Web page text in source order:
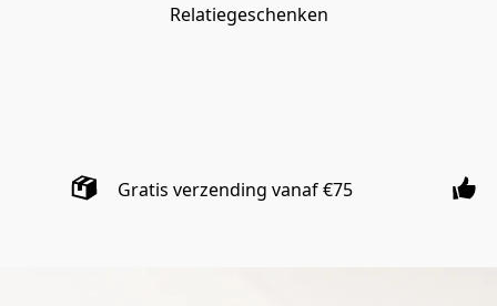
Relatiegeschenken
Gratis verzending vanaf €75